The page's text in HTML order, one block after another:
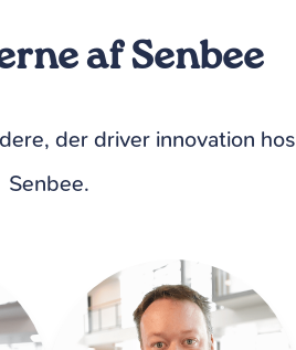
af Senbee
der driver innovation hos
Senbee.